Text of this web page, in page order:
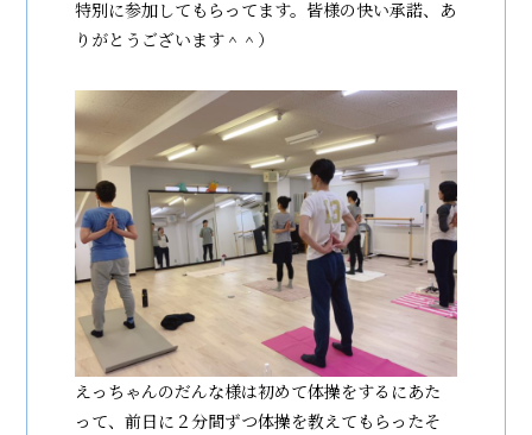
特別に参加してもらってます。皆様の快い承諾、あ
りがとうございます＾＾）
えっちゃんのだんな様は初めて体操をするにあた
って、前日に２分間ずつ体操を教えてもらったそ